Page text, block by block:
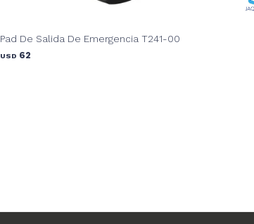
Pad De Salida De Emergencia T241-00
USD 62